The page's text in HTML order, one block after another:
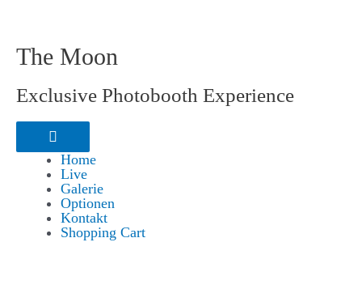
The Moon
Exclusive Photo­booth Experience
Home
Live
Galerie
Optionen
Kontakt
Shopping Cart